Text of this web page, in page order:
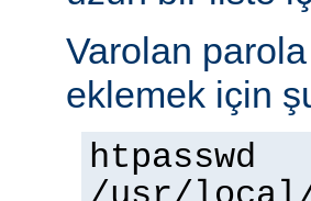
Varolan parola
eklemek için
htpasswd